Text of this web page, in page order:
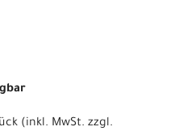
(inkl. MwSt. zzgl.